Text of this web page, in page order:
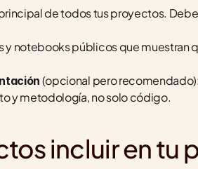
de todos tus proyectos.
y notebooks públicos que muestran
(opcional pero
y metodología, no solo código.
incluir en tu